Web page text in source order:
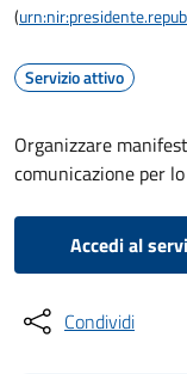
(
Servizio attivo
Organizzare
comunicazione per
Accedi al
Condividi